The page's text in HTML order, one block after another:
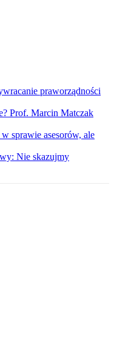
praworządności
Prof. Marcin Matczak
sprawie asesorów, ale
Nie skazujmy